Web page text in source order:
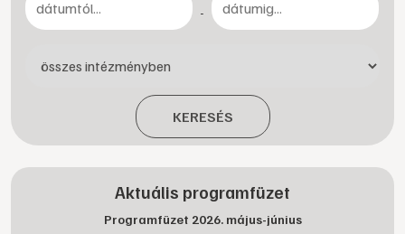
-
KERESÉS
Aktuális programfüzet
Programfüzet 2026. május-június